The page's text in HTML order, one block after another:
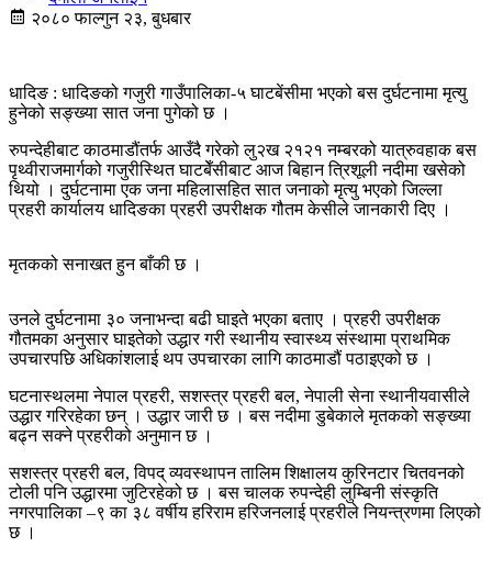
२०८० फाल्गुन २३, बुधबार
धादिङ : धादिङको गजुरी गाउँपालिका-५ घाटबेंसीमा भएको बस दुर्घटनामा मृत्यु
हुनेको सङ्ख्या सात जना पुगेको छ ।
रुपन्देहीबाट काठमाडौंतर्फ आउँदै गरेको लु२ख २१२१ नम्बरको यात्रुवहाक बस
पृथ्वीराजमार्गको गजुरीस्थित घाटबेँसीबाट आज बिहान त्रिशूली नदीमा खसेको
थियो । दुर्घटनामा एक जना महिलासहित सात जनाको मृत्यु भएको जिल्ला
प्रहरी कार्यालय धादिङका प्रहरी उपरीक्षक गौतम केसीले जानकारी दिए ।
मृतकको सनाखत हुन बाँकी छ ।
उनले दुर्घटनामा ३० जनाभन्दा बढी घाइते भएका बताए । प्रहरी उपरीक्षक
गौतमका अनुसार घाइतेको उद्धार गरी स्थानीय स्वास्थ्य संस्थामा प्राथमिक
उपचारपछि अधिकांशलाई थप उपचारका लागि काठमाडौं पठाइएको छ ।
घटनास्थलमा नेपाल प्रहरी, सशस्त्र प्रहरी बल, नेपाली सेना स्थानीयवासीले
उद्धार गरिरहेका छन् । उद्धार जारी छ । बस नदीमा डुबेकाले मृतकको सङ्ख्या
बढ्न सक्ने प्रहरीको अनुमान छ ।
सशस्त्र प्रहरी बल, विपद् व्यवस्थापन तालिम शिक्षालय कुरिनटार चितवनको
टोली पनि उद्धारमा जुटिरहेको छ । बस चालक रुपन्देही लुम्बिनी संस्कृति
नगरपालिका –९ का ३८ वर्षीय हरिराम हरिजनलाई प्रहरीले नियन्त्रणमा लिएको
छ ।